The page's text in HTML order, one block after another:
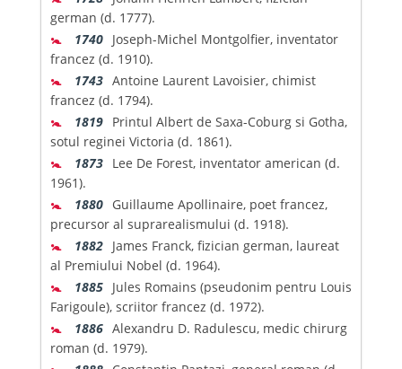
german (d. 1777).
🚼 1740 Joseph-Michel Montgolfier, inventator
francez (d. 1910).
🚼 1743 Antoine Laurent Lavoisier, chimist
francez (d. 1794).
🚼 1819 Printul Albert de Saxa-Coburg si Gotha,
sotul reginei Victoria (d. 1861).
🚼 1873 Lee De Forest, inventator american (d.
1961).
🚼 1880 Guillaume Apollinaire, poet francez,
precursor al suprarealismului (d. 1918).
🚼 1882 James Franck, fizician german, laureat
al Premiului Nobel (d. 1964).
🚼 1885 Jules Romains (pseudonim pentru Louis
Farigoule), scriitor francez (d. 1972).
🚼 1886 Alexandru D. Radulescu, medic chirurg
roman (d. 1979).